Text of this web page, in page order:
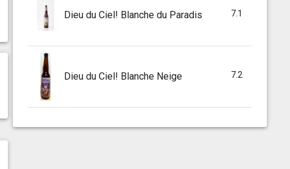
Dieu du Ciel! Blanche du Paradis 7.1
Dieu du Ciel! Blanche Neige 7.2